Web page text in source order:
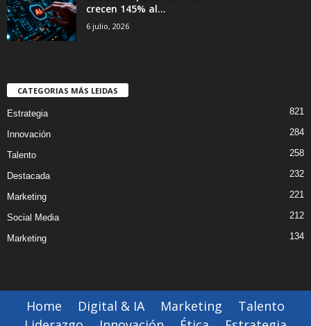
crecen 145% al...
6 julio, 2026
CATEGORIAS MÁS LEIDAS
Estrategia 821
Innovación 284
Talento 258
Destacada 232
Marketing 221
Social Media 212
Marketing 134
Home Digital & IA Marketing
Talento